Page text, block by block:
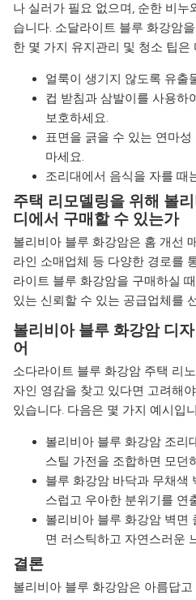
나 실러가 필요 없으며, 순한 비누
습니다. 소달라이트 블루 화강암
한 몇 가지 유지관리 및 청소 팁은
얼룩이 생기지 않도록 유출
컵 받침과 삼발이를 사용하
보호하세요.
표면을 긁을 수 있는 연마
마세요.
조리대에서 음식을 자를 때
주택 리모델링을 위해 볼
디에서 구매할 수 있는가
볼리비아 블루 화강암은 홈 개선
라인 소매업체 등 다양한 경로를
라이트 블루 화강암을 구매하실
있는 신뢰할 수 있는 공급업체를
볼리비아 블루 화강암 디
어
소다라이트 블루 화강암 주택 리
자인 영감을 찾고 있다면 고려해
있습니다. 다음은 몇 가지 예시입
볼리비아 블루 화강암 조리
스틸 가전을 조합하면 모던
블루 화강암 바닥과 무채색
스럽고 우아한 분위기를 연
볼리비아 블루 화강암 벽면
면 러스틱하고 자연스러운
결론
볼리비아 블루 화강암은 아름답